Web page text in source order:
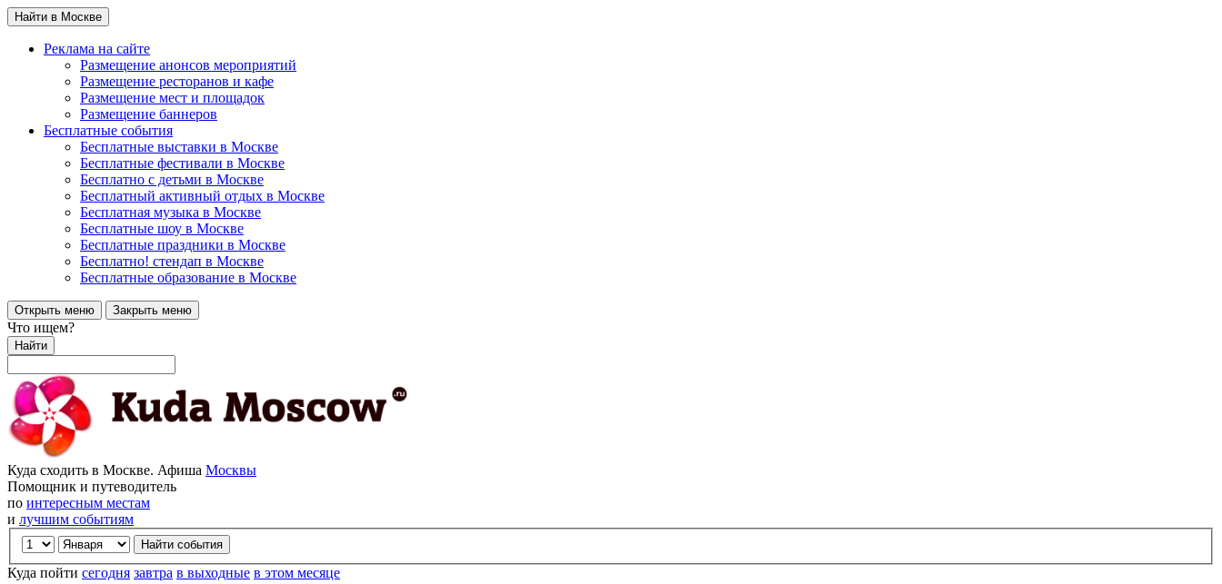
Найти в Москве
Реклама на сайте
Размещение анонсов мероприятий
Размещение ресторанов и кафе
Размещение мест и площадок
Размещение баннеров
Бесплатные события
Бесплатные выставки в Москве
Бесплатные фестивали в Москве
Бесплатно с детьми в Москве
Бесплатный активный отдых в Москве
Бесплатная музыка в Москве
Бесплатные шоу в Москве
Бесплатные праздники в Москве
Бесплатно! стендап в Москве
Бесплатные образование в Москве
Открыть меню Закрыть меню
Что ищем?
Найти
Куда сходить в Москве. Афиша Москвы
Помощник и путеводитель
по интересным местам
и лучшим событиям
Куда пойти сегодня завтра в выходные в этом месяце